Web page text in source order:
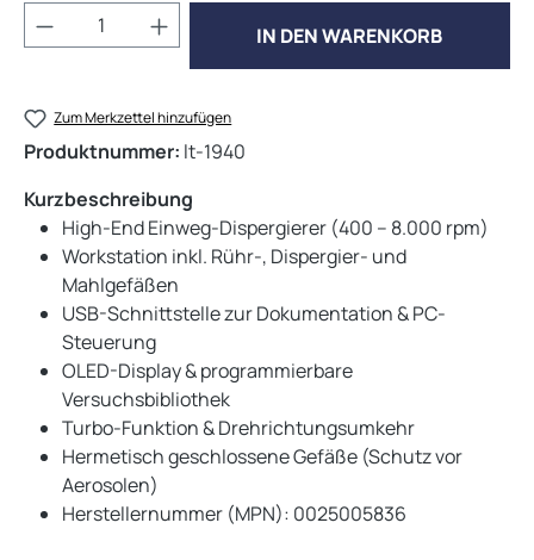
Produkt Anzahl: Gib den gewünschten
IN DEN WARENKORB
Zum Merkzettel hinzufügen
Produktnummer: lt-1940
Kurzbeschreibung
High-End Einweg-Dispergierer (400 – 8.000 rpm)
Workstation inkl. Rühr-, Dispergier- und
Mahlgefäßen
USB-Schnittstelle zur Dokumentation & PC-
Steuerung
OLED-Display & programmierbare
Versuchsbibliothek
Turbo-Funktion & Drehrichtungsumkehr
Hermetisch geschlossene Gefäße (Schutz vor
Aerosolen)
Herstellernummer (MPN): 0025005836